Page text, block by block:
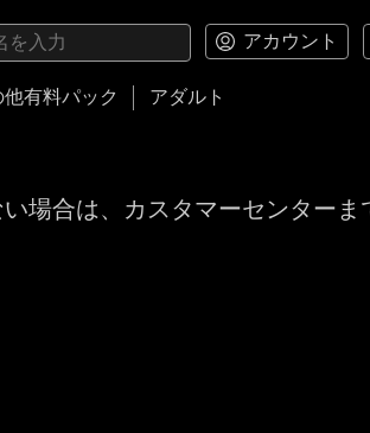
アカウント
他有料パック アダルト
場合は、カスタマーセンターま